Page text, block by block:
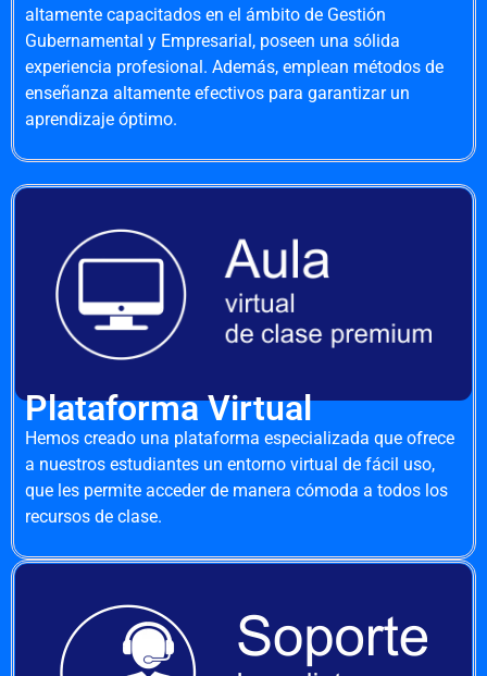
altamente capacitados en el ámbito de Gestión
Gubernamental y Empresarial, poseen una sólida
experiencia profesional. Además, emplean métodos de
enseñanza altamente efectivos para garantizar un
aprendizaje óptimo.
Plataforma Virtual
Hemos creado una plataforma especializada que ofrece
a nuestros estudiantes un entorno virtual de fácil uso,
que les permite acceder de manera cómoda a todos los
recursos de clase.